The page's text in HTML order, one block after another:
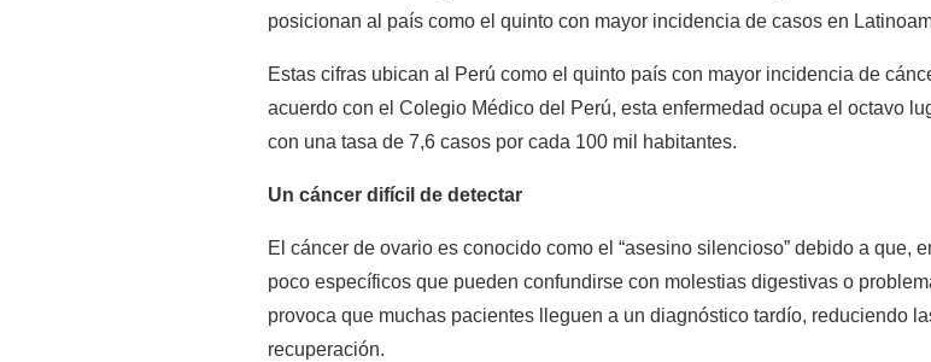
posicionan al país como el quinto con mayor incidencia de casos en
Estas cifras ubican al Perú como el quinto país con mayor incidencia de
acuerdo con el Colegio Médico del Perú, esta enfermedad ocupa el octavo
con una tasa de 7,6 casos por cada 100 mil habitantes.
Un cáncer difícil de detectar
El cáncer de ovario es conocido como el “asesino silencioso” debido a que,
poco específicos que pueden confundirse con molestias digestivas o
provoca que muchas pacientes lleguen a un diagnóstico tardío, reduciendo
recuperación.